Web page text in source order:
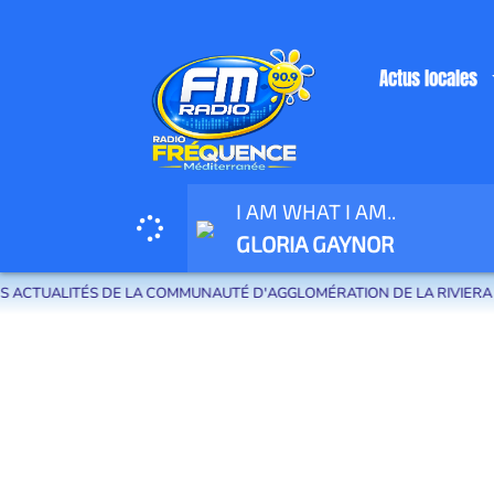
Radio Fréquence Méditerranée la radio de menton et des communes
Actus locales
I AM WHAT I AM..
GLORIA GAYNOR
DE LA COMMUNAUTÉ D'AGGLOMÉRATION DE LA RIVIERA